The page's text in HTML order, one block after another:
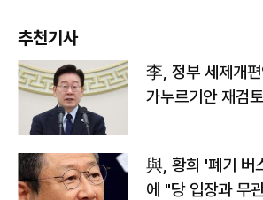
추천기사
李, 정부 세제개
가누르기안 재검
與, 황희 '폐기 버
에 "당 입장과 무